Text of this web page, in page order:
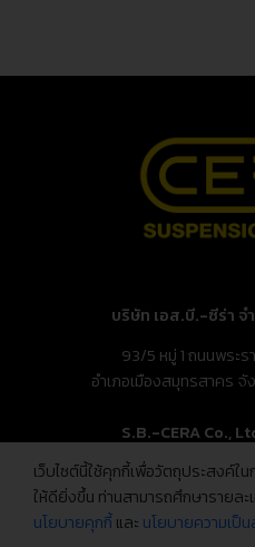
บริษัท เอส.บี.-ซีร่า
93/5 หมู่ 1 ถนนพระ
อำเภอเมืองสมุทรสาคร
S.B.-CERA Co.,
93/5 Moo.1, Rama 2
Mueang Samut Sakhon,
เว็บไซต์นี้ใช้คุกกี้เพื่อวัตถุประสงค์
ให้ดียิ่งขึ้น ท่านสามารถศึกษารายละ
นโยบายคุกกี้และ นโยบายความเป็